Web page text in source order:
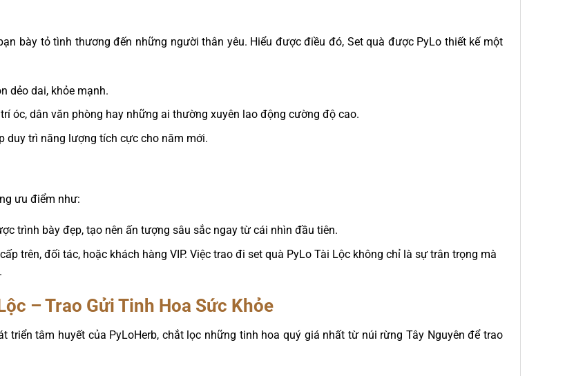
bày tỏ tình thương đến những người thân yêu. Hiểu được điều đó, Set quà được PyLo thiết kế một
dẻo dai, khỏe mạnh.
óc, dân văn phòng hay những ai thường xuyên lao động cường độ cao.
duy trì năng lượng tích cực cho năm mới.
ưu điểm như:
trình bày đẹp, tạo nên ấn tượng sâu sắc ngay từ cái nhìn đầu tiên.
trên, đối tác, hoặc khách hàng VIP. Việc trao đi set quà PyLo Tài Lộc không chỉ là sự trân trọng mà
– Trao Gửi Tinh Hoa Sức Khỏe
triển tâm huyết của PyLoHerb, chắt lọc những tinh hoa quý giá nhất từ núi rừng Tây Nguyên để trao